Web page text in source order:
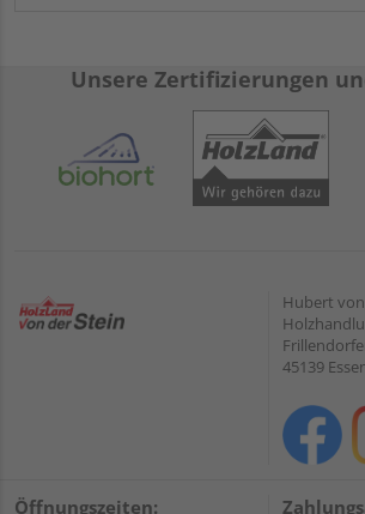
Unsere Zertifizierungen
Hubert
45139
Öffnungszeiten: